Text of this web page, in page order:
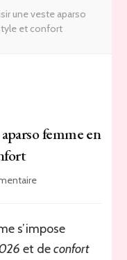
une veste aparso
et confort
femme en
sur
veste
aparso
s’impose
et deconfort